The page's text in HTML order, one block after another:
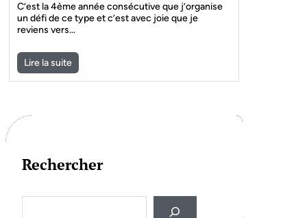
C’est la 4ème année consécutive que j’organise
un défi de ce type et c’est avec joie que je
reviens vers…
Lire la suite
Rechercher